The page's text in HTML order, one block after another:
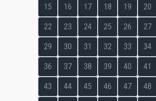
15 16 17 18 19 20
22 23 24 25 26 27
29 30 31 32 33 34
36 37 38 39 40 41
43 44 45 46 47 48